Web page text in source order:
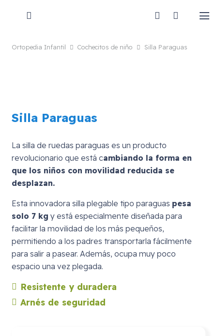
Ortopedia Infantil Cochecitos de niño Silla Paraguas
Silla Paraguas
La silla de ruedas paraguas es un producto
revolucionario que está cambiando la forma en
que los niños con movilidad reducida se
desplazan.
Esta innovadora silla plegable tipo paraguas pesa
solo 7 kg y está especialmente diseñada para
facilitar la movilidad de los más pequeños,
permitiendo a los padres transportarla fácilmente
para salir a pasear. Además, ocupa muy poco
espacio una vez plegada.
Resistente y duradera
Arnés de seguridad